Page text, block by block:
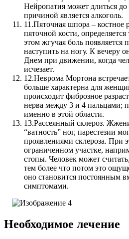
Нейропатия может длиться до
причиной является алкоголь.
11.Пяточная шпора – костное
пяточной кости,
этом жгучая боль появляется
наступить на ногу. К вечеру
Днем при движении, когда
исчезает.
12.Неврома Мортона
больше характерна для
происходит фиброзное
нерва между 3 и 4 пальцами;
именно в этой области.
13.Рассеянный склероз.
“ватность” ног, парестезии
проявлениями склероза. При
ограниченном участке,
стопы. Человек может
тем более что потом это
оно становится постоянным
симптомами.
Необходимое лечение